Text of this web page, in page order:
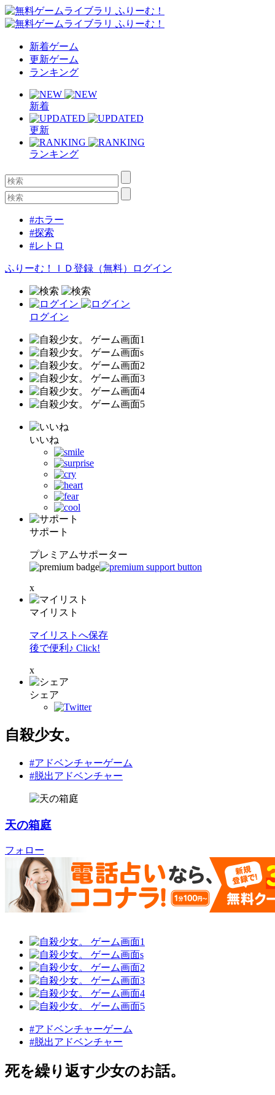
新着ゲーム
更新ゲーム
ランキング
新着
更新
ランキング
#ホラー
#探索
#レトロ
ふりーむ！ＩＤ登録（無料） ログイン
ログイン
いいね
サポート
プレミアムサポーター
x
マイリスト
マイリストへ保存
後で便利♪ Click!
x
シェア
自殺少女。
#アドベンチャーゲーム
#脱出アドベンチャー
天の箱庭
フォロー
#アドベンチャーゲーム
#脱出アドベンチャー
死を繰り返す少女のお話。